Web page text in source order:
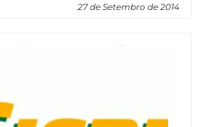
27 de Setembro de 2014